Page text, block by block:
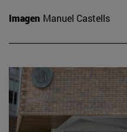
Imagen Manuel Castells